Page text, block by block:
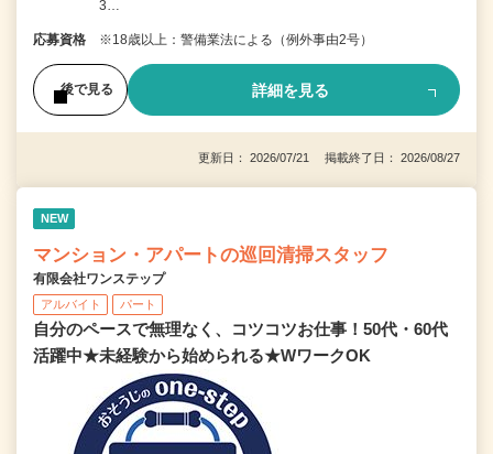
3…
応募資格 ※18歳以上：警備業法による（例外事由2号）
後で見る 詳細を見る
更新日： 2026/07/21 掲載終了日： 2026/08/27
NEW
マンション・アパートの巡回清掃スタッフ
有限会社ワンステップ
アルバイト パート
自分のペースで無理なく、コツコツお仕事！50代・60代
活躍中★未経験から始められる★WワークOK